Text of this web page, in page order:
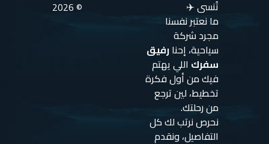
تُنسى ✈️
ما نعتبر نفسنا
مجرد شركة
سياحية، إحنارفيق
سفرك اللي يهتم
فيك من أول فكرة
تخطيط، لين ترجع
من رحلتك.
نحرص نرتب لك كل
التفاصيل، ونقدم
© 2026